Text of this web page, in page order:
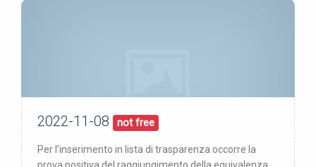
pubblicata:08/11/22
2022-11-08 not free
Per l’inserimento in lista di trasparenza occorre la
prova positiva del raggiungimento della equivalenza